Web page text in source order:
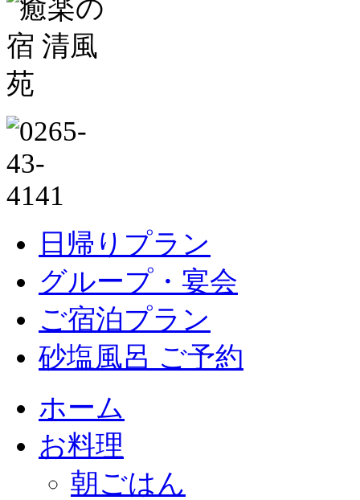
日帰りプラン
グループ・宴会
ご宿泊プラン
砂塩風呂 ご予約
ホーム
お料理
朝ごはん